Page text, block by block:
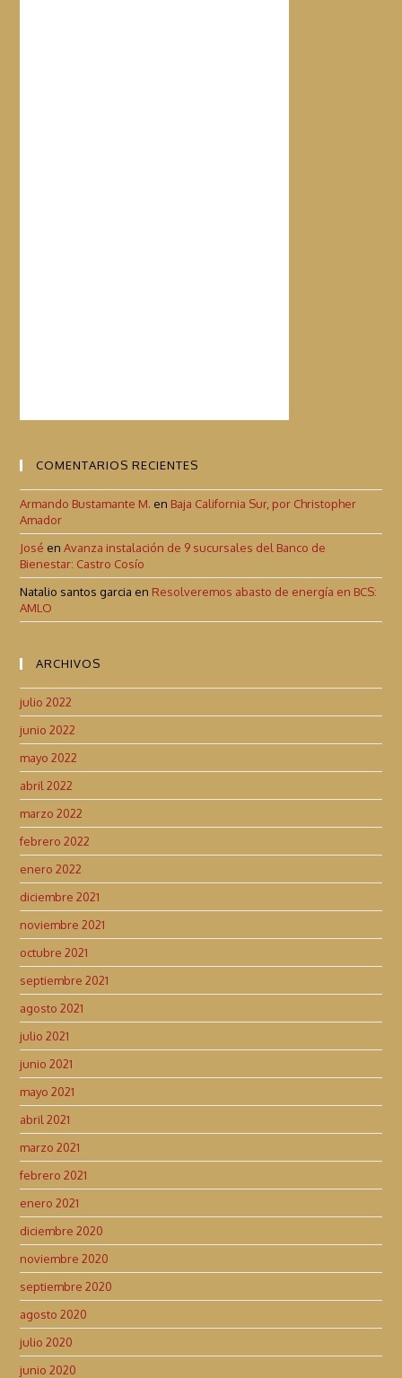
COMENTARIOS RECIENTES
Armando Bustamante M. en Baja California Sur, por Christopher
Amador
José enAvanza instalación de 9 sucursales del Banco de
Bienestar: Castro Cosío
Natalio santos garcia en Resolveremos abasto de energía en BCS:
AMLO
ARCHIVOS
julio 2022
junio 2022
mayo 2022
abril 2022
marzo 2022
febrero 2022
enero 2022
diciembre 2021
noviembre 2021
octubre 2021
septiembre 2021
agosto 2021
julio 2021
junio 2021
mayo 2021
abril 2021
marzo 2021
febrero 2021
enero 2021
diciembre 2020
noviembre 2020
septiembre 2020
agosto 2020
julio 2020
junio 2020